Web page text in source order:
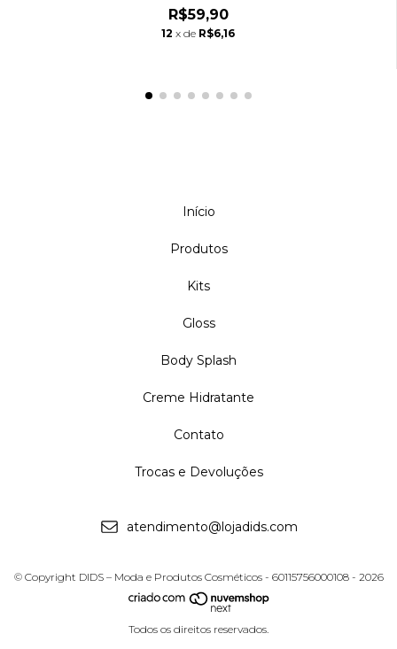
R$59,90
12 x de R$6,16
Início
Produtos
Kits
Gloss
Body Splash
Creme Hidratante
Contato
Trocas e Devoluções
atendimento@lojadids.com
© Copyright DIDS – Moda e Produtos Cosméticos - 60115756000108 - 2026
Todos os direitos reservados.